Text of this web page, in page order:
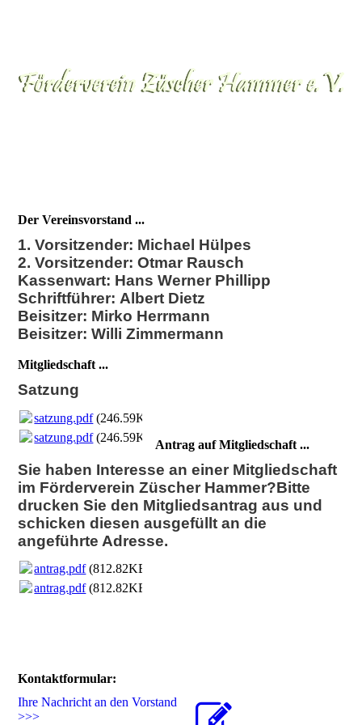
Der Vereinsvorstand ...
1. Vorsitzender: Michael Hülpes
2. Vorsitzender: Otmar Rausch
Kassenwart: Hans Werner Phillipp
Schriftführer: Albert Dietz
Beisitzer: Mirko Herrmann
Beisitzer: Willi Zimmermann
Mitgliedschaft ...
Satzung
satzung.pdf(246.59KB)
satzung.pdf(246.59KB)
Antrag auf Mitgliedschaft ...
Sie haben Interesse an einer Mitgliedschaft
im Förderverein Züscher Hammer?Bitte
drucken Sie den Mitgliedsantrag aus und
schicken diesen ausgefüllt an die
angeführte Adresse.
antrag.pdf(812.82KB)
antrag.pdf(812.82KB)
Kontaktformular:
Ihre Nachricht an den Vorstand
>>>